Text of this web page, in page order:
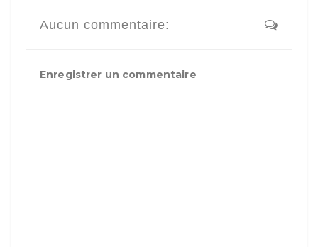
Aucun commentaire:
Enregistrer un commentaire